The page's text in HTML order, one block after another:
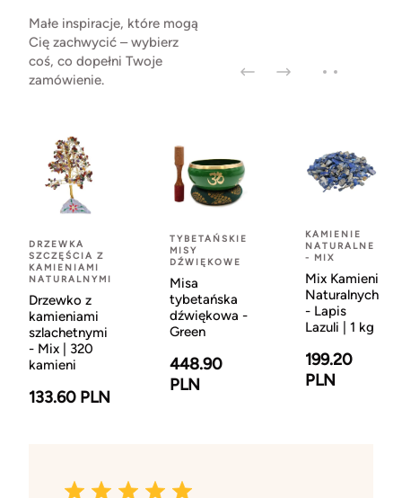
Małe inspiracje, które mogą
Cię zachwycić – wybierz
coś, co dopełni Twoje
zamówienie.
DRZEWKA
SZCZĘŚCIA Z
KAMIENIAMI
NATURALNYMI
Drzewko z
kamieniami
szlachetnymi
- Mix | 320
kamieni
133.60 PLN
TYBETAŃSKIE
MISY
DŹWIĘKOWE
Misa
tybetańska
dźwiękowa -
Green
448.90
PLN
KAMIENIE
NATURALNE
- MIX
Mix Kamieni
Naturalnych
- Lapis
Lazuli | 1 kg
199.20
PLN